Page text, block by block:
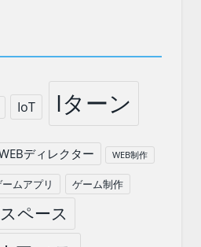
IoT Iターン
ディレクター WEB制作
ムアプリ ゲーム制作
ペース